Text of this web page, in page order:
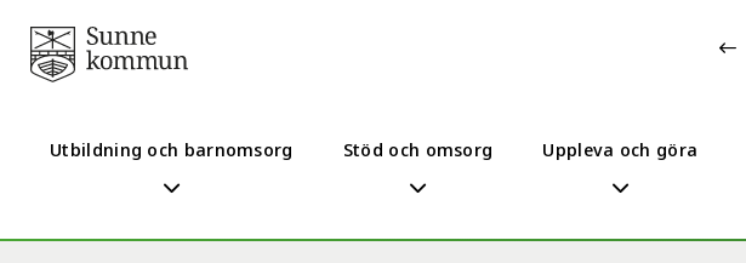
Utbildning och barnomsorg Stöd och omsorg Uppleva och göra